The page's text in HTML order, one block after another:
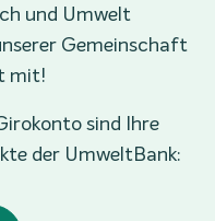
und Umwelt
Gemeinschaft
mit!
sind Ihre
der UmweltBank: